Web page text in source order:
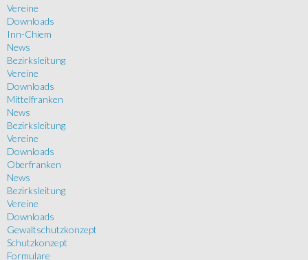
Vereine
Downloads
Inn-Chiem
News
Bezirksleitung
Vereine
Downloads
Mittelfranken
News
Bezirksleitung
Vereine
Downloads
Oberfranken
News
Bezirksleitung
Vereine
Downloads
Gewaltschutzkonzept
Schutzkonzept
Formulare